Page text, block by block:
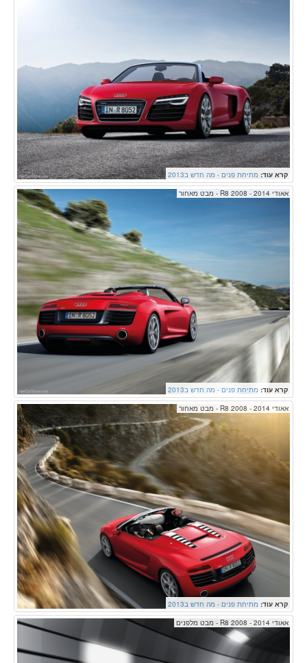
קרא עוד: מתיחת פנים - מה חדש ב2013
אאודי R8 2008 - 2014 - מבט מאחור
קרא עוד: מתיחת פנים - מה חדש ב2013
אאודי R8 2008 - 2014 - מבט מאחור
קרא עוד: מתיחת פנים - מה חדש ב2013
אאודי R8 2008 - 2014 - מבט מלפנים